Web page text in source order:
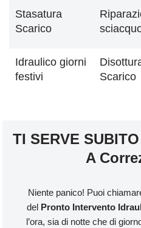
Stasatura
Scarico
Idraulico giorni
festivi
Scarico
TI SERVE
A
Niente panico! Puoi
del Pronto Intervento
l’ora, sia di notte che di